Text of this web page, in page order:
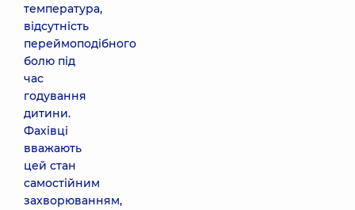
температура,
відсутність
переймоподібного
болю під
час
годування
дитини.
Фахівці
вважають
цей стан
самостійним
захворюванням,